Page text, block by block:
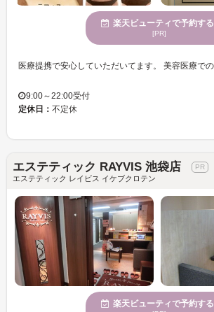
楽天ビューティで予約する
[PR]
9:00～22:00受付
定休日： 不定休
エステティック RAYVIS 池袋店
エステティック レイビス イケブクロテン
楽天ビューティで予約する